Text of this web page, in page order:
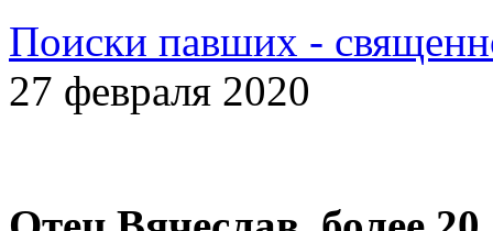
Поиски павших -
27 февраля 2020